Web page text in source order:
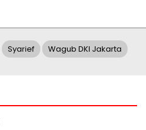
Syarief Wagub DKI Jakarta